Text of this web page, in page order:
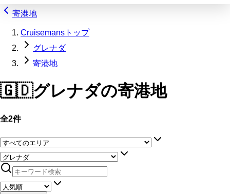
寄港地
Cruisemansトップ
グレナダ
寄港地
🇬🇩グレナダの寄港地
全2件